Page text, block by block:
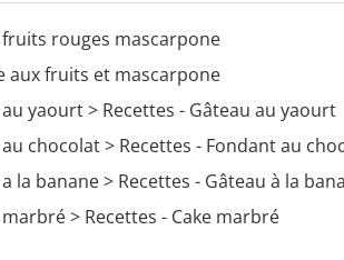
rouges mascarpone
aux fruits et mascarpone
yaourt> Recettes - Gâteau au yaourt
chocolat> Recettes - Fondant au
la banane> Recettes - Gâteau à la
marbré> Recettes - Cake marbré